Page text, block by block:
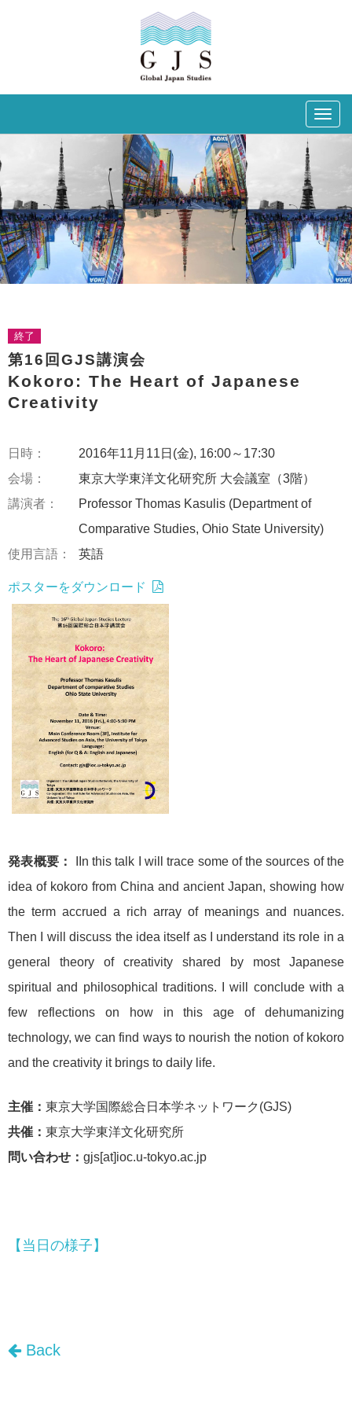
終了
第16回GJS講演会
Kokoro: The Heart of Japanese
Creativity
日時：
2016年11月11日(金), 16:00～17:30
会場：
東京大学東洋文化研究所 大会議室（3階）
講演者：
Professor Thomas Kasulis (Department of
Comparative Studies, Ohio State University)
使用言語：
英語
ポスターをダウンロード
発表概要：
IIn this talk I will trace some of the sources of the
idea of kokoro from China and ancient Japan, showing how
the term accrued a rich array of meanings and nuances.
Then I will discuss the idea itself as I understand its role in a
general theory of creativity shared by most Japanese
spiritual and philosophical traditions. I will conclude with a
few reflections on how in this age of dehumanizing
technology, we can find ways to nourish the notion of kokoro
and the creativity it brings to daily life.
主催： 東京大学国際総合日本学ネットワーク(GJS)
共催： 東京大学東洋文化研究所
問い合わせ： gjs[at]ioc.u-tokyo.ac.jp
【当日の様子】
Back